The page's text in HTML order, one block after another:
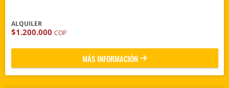
ALQUILER
$1.200.000 COP
MÁS INFORMACIÓN